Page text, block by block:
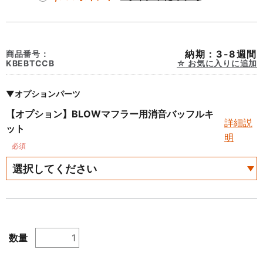
商品番号：
KBEBTCCB
納期：3-8週間
お気に入りに追加
▼オプションパーツ
【オプション】BLOWマフラー用消音バッフルキ
ット
必須
詳細説
明
数量